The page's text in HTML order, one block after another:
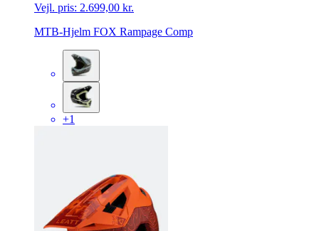
Vejl. pris: 2.699,00 kr.
MTB-Hjelm FOX Rampage Comp
+1